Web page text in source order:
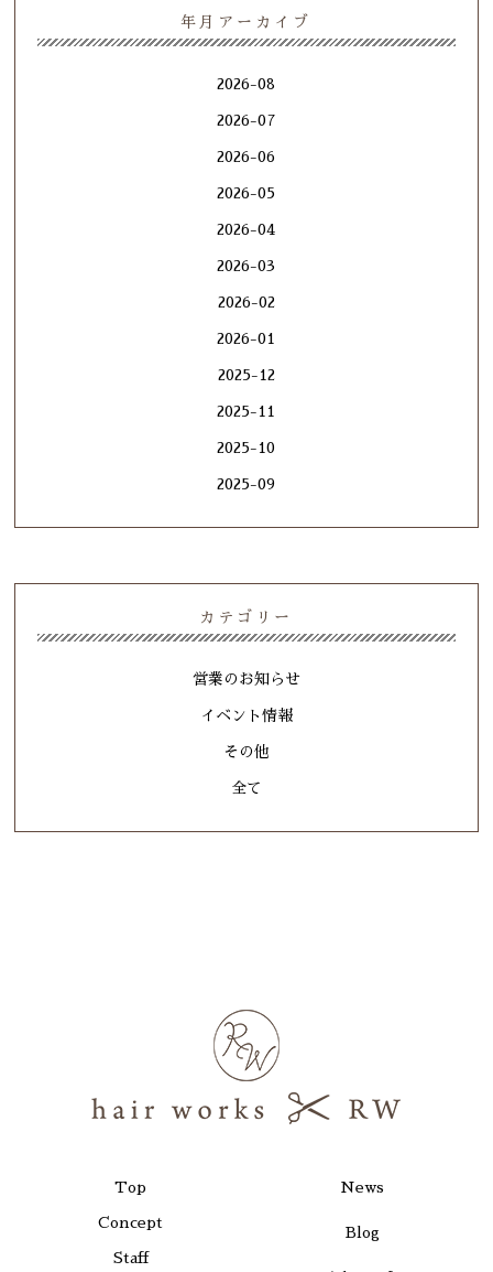
年月アーカイブ
2026-08
2026-07
2026-06
2026-05
2026-04
2026-03
2026-02
2026-01
2025-12
2025-11
2025-10
2025-09
カテゴリー
営業のお知らせ
イベント情報
その他
全て
Top
Concept
Staff
News
Blog